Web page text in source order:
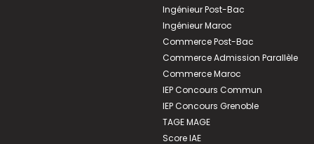
Ingénieur Post-Bac
Ingénieur Maroc
Commerce Post-Bac
Commerce Admission Parallèle
Commerce Maroc
IEP Concours Commun
IEP Concours Grenoble
TAGE MAGE
Score IAE